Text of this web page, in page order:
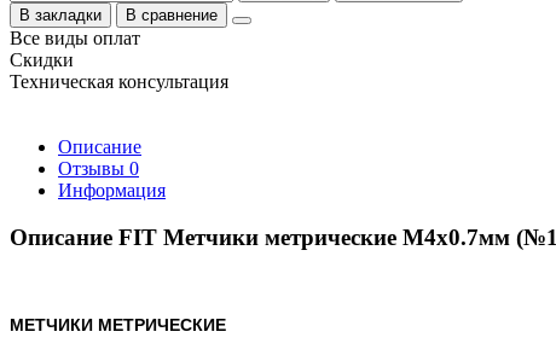
В закладки
В сравнение
Все виды оплат
Скидки
Техническая консультация
Описание
Отзывы 0
Информация
Описание FIT Метчики метрические М4х0.7мм
МЕТЧИКИ МЕТРИЧЕСКИЕ